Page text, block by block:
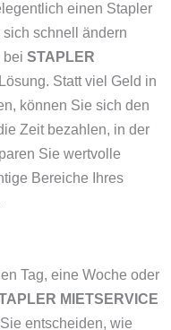
einen Stapler
schnell ändern
bei STAPLER
Statt viel Geld in
können Sie sich den
Zeit bezahlen, in der
Sie wertvolle
Bereiche Ihres
Tag, eine Woche oder
MIETSERVICE
entscheiden, wie